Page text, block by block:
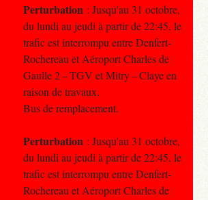
Perturbation : Jusqu'au 31 octobre,
du lundi au jeudi à partir de 22:45, le
trafic est interrompu entre Denfert-
Rochereau et Aéroport Charles de
Gaulle 2 – TGV et Mitry – Claye en
raison de travaux.
Bus de remplacement.
Perturbation : Jusqu'au 31 octobre,
du lundi au jeudi à partir de 22:45, le
trafic est interrompu entre Denfert-
Rochereau et Aéroport Charles de